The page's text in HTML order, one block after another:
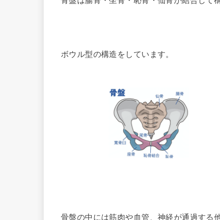
ボウル型の構造をしています。
骨盤の中には筋肉や血管、神経が通過する